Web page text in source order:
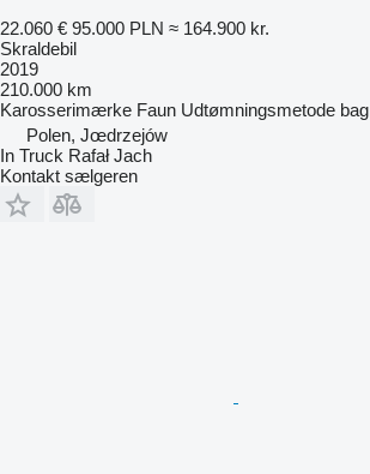
22.060 € 95.000 PLN ≈ 164.900 kr.
Skraldebil
2019
210.000 km
Karosserimærke Faun Udtømningsmetode bag
Polen, Jœdrzejów
In Truck Rafał Jach
Kontakt sælgeren